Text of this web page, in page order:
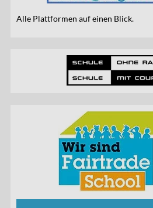
Alle Plattformen auf einen Blick.